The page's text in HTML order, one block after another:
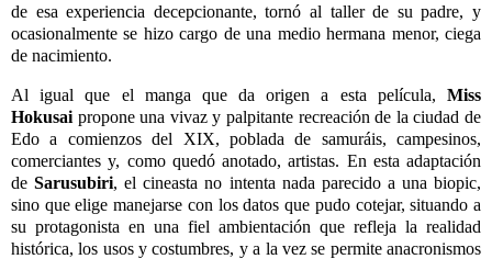
de esa experiencia decepcionante, tornó al taller de su padre, y
ocasionalmente se hizo cargo de una medio hermana menor, ciega
de nacimiento.
Al igual que el manga que da origen a esta película, Miss
Hokusai propone una vivaz y palpitante recreación de la ciudad de
Edo a comienzos del XIX, poblada de samuráis, campesinos,
comerciantes y, como quedó anotado, artistas. En esta adaptación
deSarusubiri, el cineasta no intenta nada parecido a una biopic,
sino que elige manejarse con los datos que pudo cotejar, situando a
su protagonista en una fiel ambientación que refleja la realidad
histórica, los usos y costumbres, y a la vez se permite anacronismos